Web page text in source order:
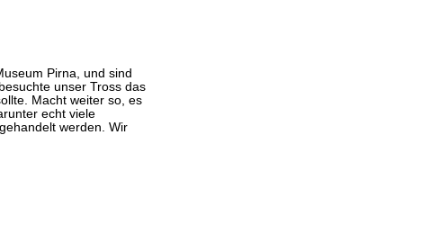
Pirna, und sind
unser Tross das
Macht weiter so, es
echt viele
werden. Wir